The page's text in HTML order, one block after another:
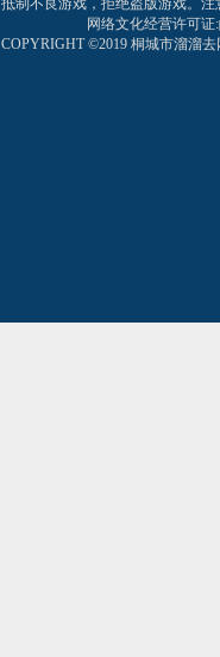
抵制不良游戏，拒绝盗版游戏。
网络文化经营许可证
COPYRIGHT ©2019 桐城市溜溜